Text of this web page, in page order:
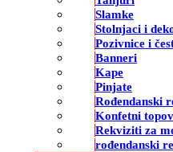
Slamke
Stolnjaci i
Pozivnice i
Banneri
Kape
Pinjate
Rođendanski
Konfetni
Rekviziti za
rođendanski